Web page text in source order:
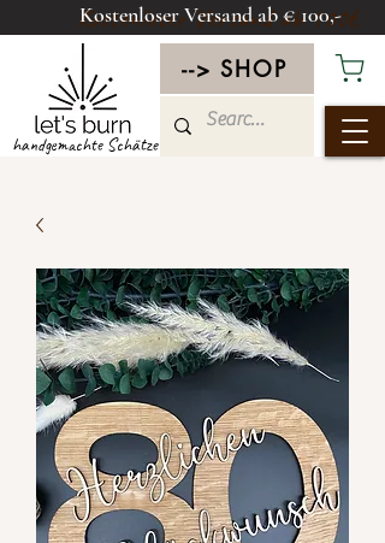
handgemachte Schätze
--> SHOP
Kostenloser Versand ab 100€
Kostenloser Versand ab € 100,-